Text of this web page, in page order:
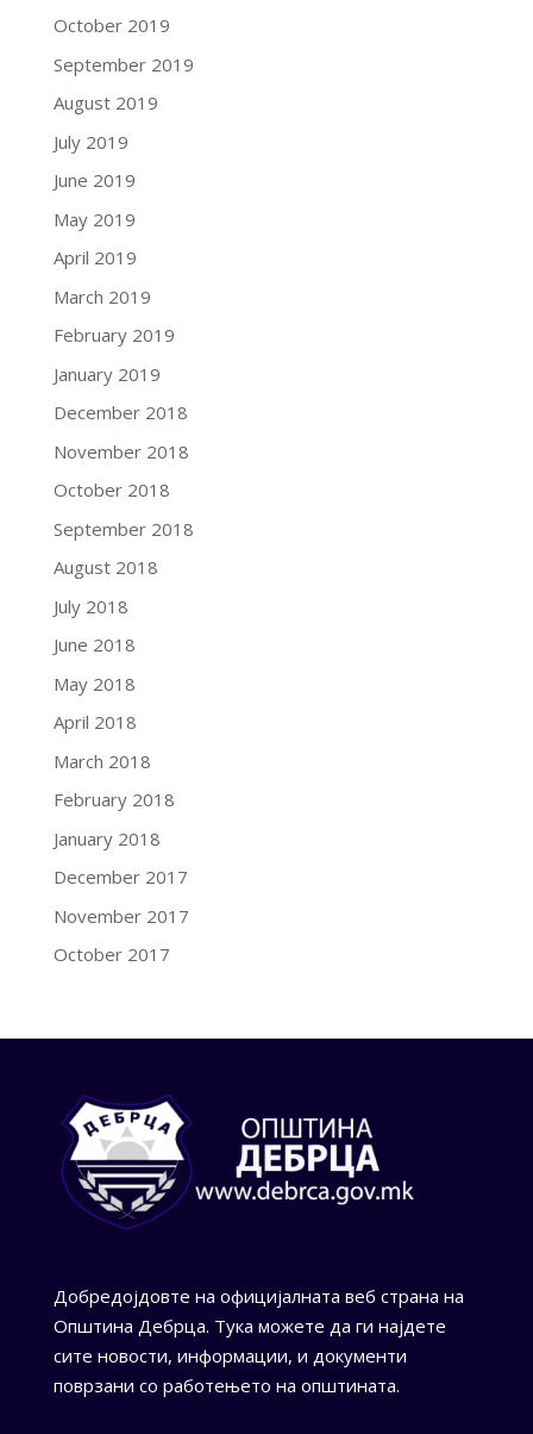
October 2019
September 2019
August 2019
July 2019
June 2019
May 2019
April 2019
March 2019
February 2019
January 2019
December 2018
November 2018
October 2018
September 2018
August 2018
July 2018
June 2018
May 2018
April 2018
March 2018
February 2018
January 2018
December 2017
November 2017
October 2017
Добредојдовте на официјалната веб страна на
Општина Дебрца. Тука можете да ги најдете
сите новости, информации, и документи
поврзани со работењето на општината.